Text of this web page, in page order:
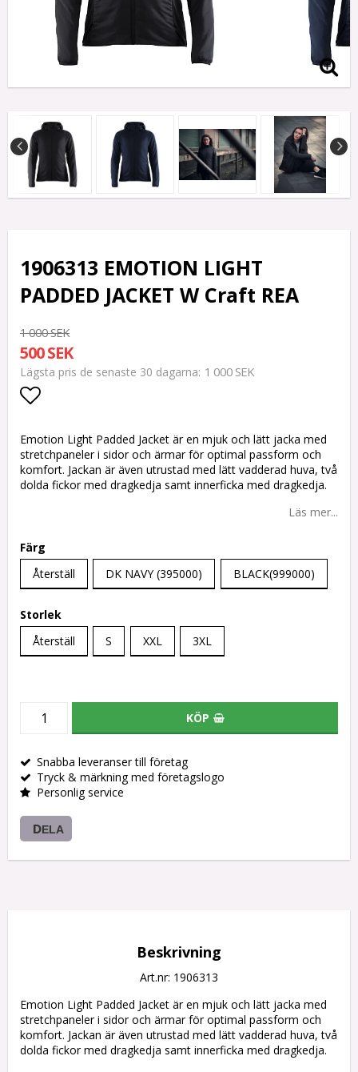
1906313 EMOTION LIGHT
PADDED JACKET W Craft REA
1 000 SEK
500 SEK
Lägsta pris de senaste 30 dagarna 1 000 SEK
Lägg till i favoritlistan
Emotion Light Padded Jacket är en mjuk och lätt jacka med
stretchpaneler i sidor och ärmar för optimal passform och
komfort. Jackan är även utrustad med lätt vadderad huva, två
dolda fickor med dragkedja samt innerficka med dragkedja.
Läs mer...
Färg
Återställ
DK NAVY (395000) BLACK(999000)
Storlek
Återställ
S XXL 3XL
KÖP
Snabba leveranser till företag
Tryck & märkning med företagslogo
Personlig service
DELA
Beskrivning
Art.nr: 1906313
Emotion Light Padded Jacket är en mjuk och lätt jacka med
stretchpaneler i sidor och ärmar för optimal passform och
komfort. Jackan är även utrustad med lätt vadderad huva, två
dolda fickor med dragkedja samt innerficka med dragkedja.